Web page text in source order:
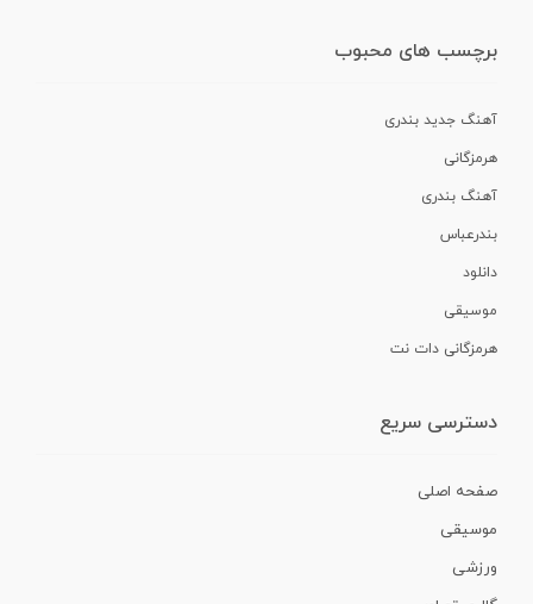
برچسب های محبوب
آهنگ جدید بندری
هرمزگانی
آهنگ بندری
بندرعباس
دانلود
موسیقی
هرمزگانی دات نت
دسترسی سریع
صفحه اصلی
موسیقی
ورزشی